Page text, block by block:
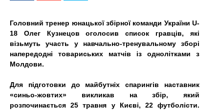
o
Головний тренер юнацької збірної команди України U-
18 Олег Кузнецов оголосив список гравців, які
візьмуть участь у навчально-тренувальному зборі
напередодні товариських матчів із однолітками з
Молдови.
Для підготовки до майбутніх спарингів наставник
«синьо-жовтих» викликав на збір, який
розпочинається 25 травня у Києві, 22 футболісти.